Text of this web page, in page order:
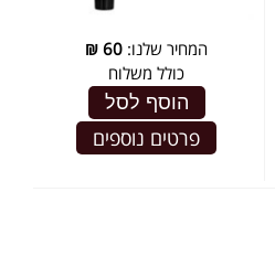
המחיר שלנו: 60
₪
כולל משלוח
הוסף לסל
פרטים נוספים